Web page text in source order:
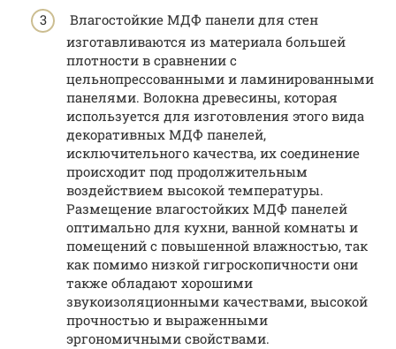
Влагостойкие МДФ панели для стен
изготавливаются из материала большей
плотности в сравнении с
цельнопрессованными и ламинированными
панелями. Волокна древесины, которая
используется для изготовления этого вида
декоративных МДФ панелей,
исключительного качества, их соединение
происходит под продолжительным
воздействием высокой температуры.
Размещение влагостойких МДФ панелей
оптимально для кухни, ванной комнаты и
помещений с повышенной влажностью, так
как помимо низкой гигроскопичности они
также обладают хорошими
звукоизоляционными качествами, высокой
прочностью и выраженными
эргономичными свойствами.